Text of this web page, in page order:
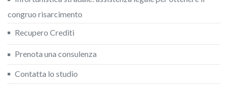
congruo risarcimento
Recupero Crediti
Prenota una consulenza
Contatta lo studio